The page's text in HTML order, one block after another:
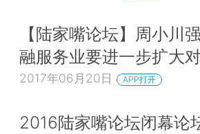
【陆家嘴论坛】周小川
融服务业要进一步扩大
2017年06月20日 APP打开
2016陆家嘴论坛闭幕论